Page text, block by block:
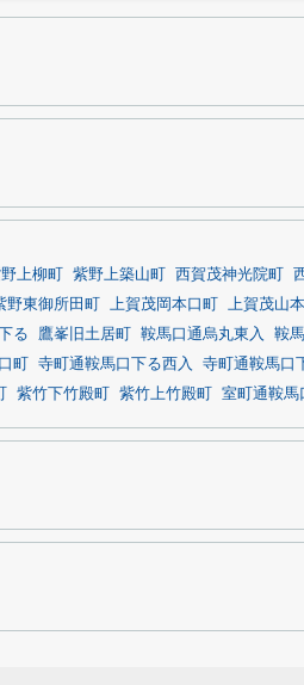
上柳町 紫野上築山町 西賀茂神光院町
野東御所田町 上賀茂岡本口町 上賀茂山本
る 鷹峯旧土居町 鞍馬口通烏丸東入
鞍
町 寺町通鞍馬口下る西入 寺町通鞍馬口
紫竹下竹殿町 紫竹上竹殿町 室町通鞍馬